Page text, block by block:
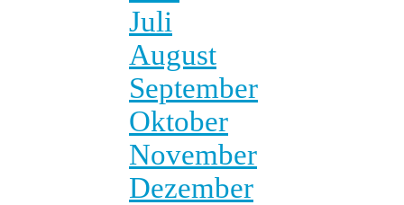
Juli
August
September
Oktober
November
Dezember